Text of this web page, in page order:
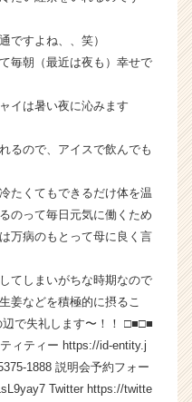
ですよね、、笑）
毎朝（最近は夜も）幸せで
イは暑い夜に沁みます
るので、アイスで飲んでも
たくてもできるだけ体を温
のって毎日元気に働くため
万病のもとって母に良く言
てしまいがちな時期なので
姜などを積極的に摂るこ
で失礼します〜！！ □■□■
ィティー https://id-entity.j
1888 説明会予約フォー
Twitter https://twitte